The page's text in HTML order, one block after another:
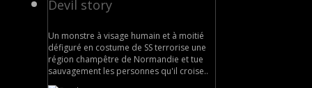
Devil story
Un monstre à visage humain et à moitié
défiguré en costume de SS terrorise une
région champêtre de Normandie et tue
sauvagement les personnes qu'il croise..